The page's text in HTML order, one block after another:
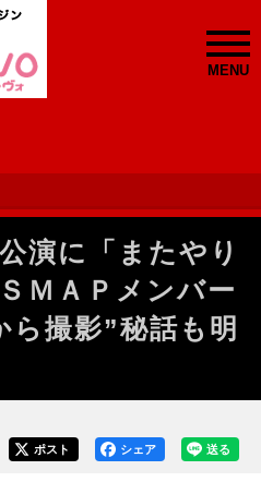
MENU
演に「またやり
ＭＡＰメンバー
ら撮影”秘話も明
送る
シェア
ポスト